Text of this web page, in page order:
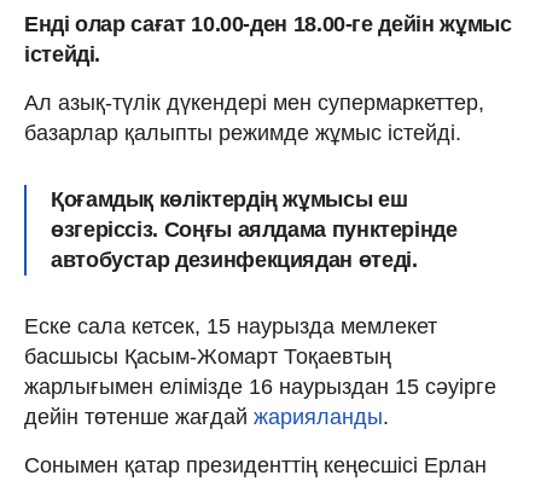
Енді олар сағат 10.00-ден 18.00-ге дейін жұмыс
істейді.
Ал азық-түлік дүкендері мен супермаркеттер,
базарлар қалыпты режимде жұмыс істейді.
Қоғамдық көліктердің жұмысы еш
өзгеріссіз. Соңғы аялдама пунктерінде
автобустар дезинфекциядан өтеді.
Еске сала кетсек, 15 наурызда мемлекет
басшысы Қасым-Жомарт Тоқаевтың
жарлығымен елімізде 16 наурыздан 15 сәуірге
дейін төтенше жағдай жарияланды.
Сонымен қатар президенттің кеңесшісі Ерлан